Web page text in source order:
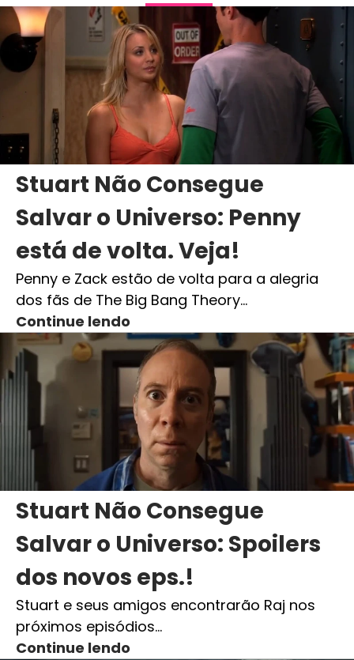
Stuart Não Consegue
Salvar o Universo: Penny
está de volta. Veja!
Penny e Zack estão de volta para a alegria
dos fãs de The Big Bang Theory…
Continue lendo
Stuart Não Consegue
Salvar o Universo: Spoilers
dos novos eps.!
Stuart e seus amigos encontrarão Raj nos
próximos episódios…
Continue lendo